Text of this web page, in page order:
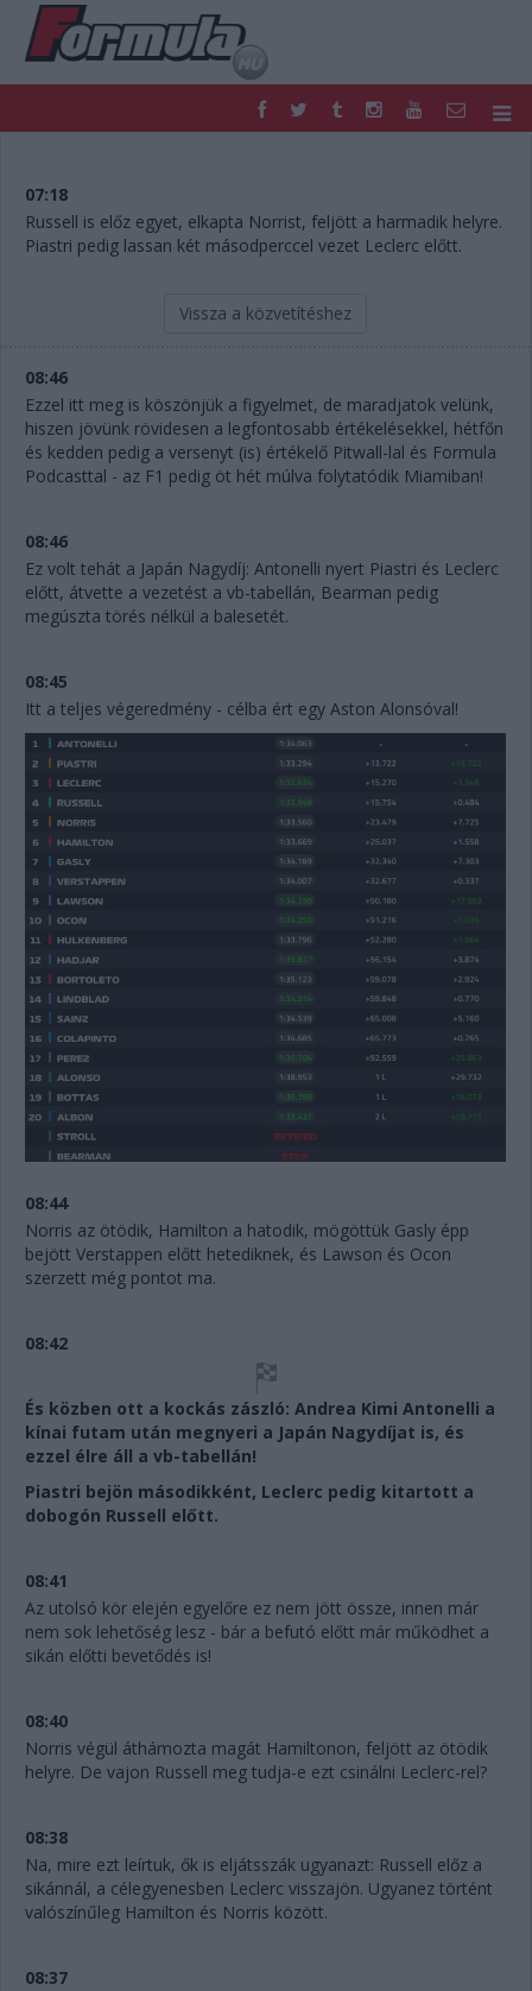
FORMULA
NEMZETKÖZI
HAZAI
RETRO
EGYÉB
TIPPJÁTÉK
07:18
Russell is előz egyet, elkapta Norrist, feljött a harmadik helyre.
Piastri pedig lassan két másodperccel vezet Leclerc előtt.
Vissza a közvetítéshez
08:46
Ezzel itt meg is köszönjük a figyelmet, de maradjatok velünk,
hiszen jövünk rövidesen a legfontosabb értékelésekkel, hétfőn
és kedden pedig a versenyt (is) értékelő Pitwall-lal és Formula
Podcasttal - az F1 pedig öt hét múlva folytatódik Miamiban!
08:46
Ez volt tehát a Japán Nagydíj: Antonelli nyert Piastri és Leclerc
előtt, átvette a vezetést a vb-tabellán, Bearman pedig
megúszta törés nélkül a balesetét.
08:45
Itt a teljes végeredmény - célba ért egy Aston Alonsóval!
08:44
Norris az ötödik, Hamilton a hatodik, mögöttük Gasly épp
bejött Verstappen előtt hetediknek, és Lawson és Ocon
szerzett még pontot ma.
08:42
És közben ott a kockás zászló: Andrea Kimi Antonelli a
kínai futam után megnyeri a Japán Nagydíjat is, és
ezzel élre áll a vb-tabellán!
Piastri bejön másodikként, Leclerc pedig kitartott a
dobogón Russell előtt.
08:41
Az utolsó kör elején egyelőre ez nem jött össze, innen már
nem sok lehetőség lesz - bár a befutó előtt már működhet a
sikán előtti bevetődés is!
08:40
Norris végül áthámozta magát Hamiltonon, feljött az ötödik
helyre. De vajon Russell meg tudja-e ezt csinálni Leclerc-rel?
08:38
Na, mire ezt leírtuk, ők is eljátsszák ugyanazt: Russell előz a
sikánnál, a célegyenesben Leclerc visszajön. Ugyanez történt
valószínűleg Hamilton és Norris között.
08:37